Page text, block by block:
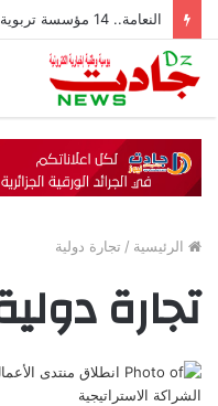
النعامة.. 14 مؤسسة تربوية جديدة تحضّر للدخول المدرسي المقبل
الرئيسية / تجارة دولية
تجارة